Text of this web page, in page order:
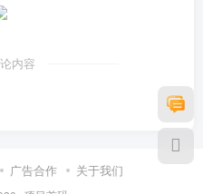
内容
广告合作 关于我们